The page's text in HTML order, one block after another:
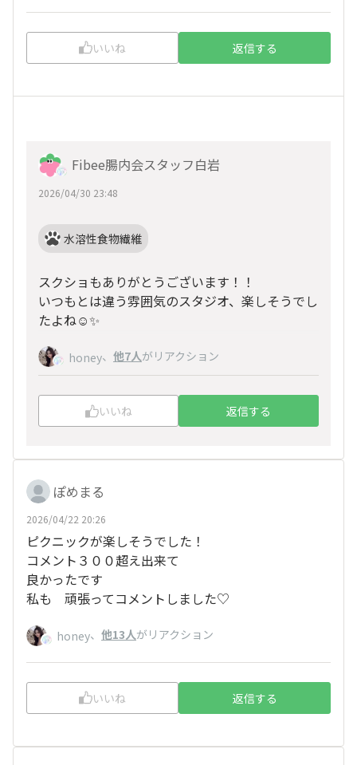
いいね 返信する
Fibee腸内会スタッフ白岩
2026/04/30 23:48
水溶性食物繊維
スクショもありがとうございます！！
いつもとは違う雰囲気のスタジオ、楽しそうでし
たよね☺️✨
honey、 他7人がリアクション
いいね 返信する
ぽめまる
2026/04/22 20:26
ピクニックが楽しそうでした！
コメント３００超え出来て
良かったです
私も 頑張ってコメントしました♡
honey、 他13人がリアクション
いいね 返信する